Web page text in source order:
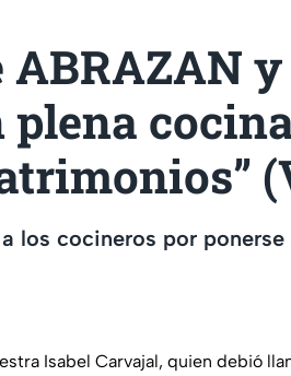
y
plena
los cocineros por
Isabel Carvajal, quien debió